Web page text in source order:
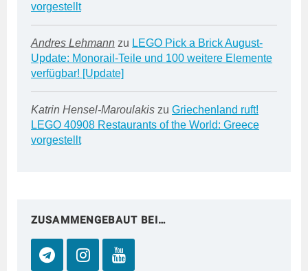
vorgestellt
Andres Lehmann zu LEGO Pick a Brick August-
Update: Monorail-Teile und 100 weitere Elemente
verfügbar! [Update]
Katrin Hensel-Maroulakis zu Griechenland ruft!
LEGO 40908 Restaurants of the World: Greece
vorgestellt
ZUSAMMENGEBAUT BEI…